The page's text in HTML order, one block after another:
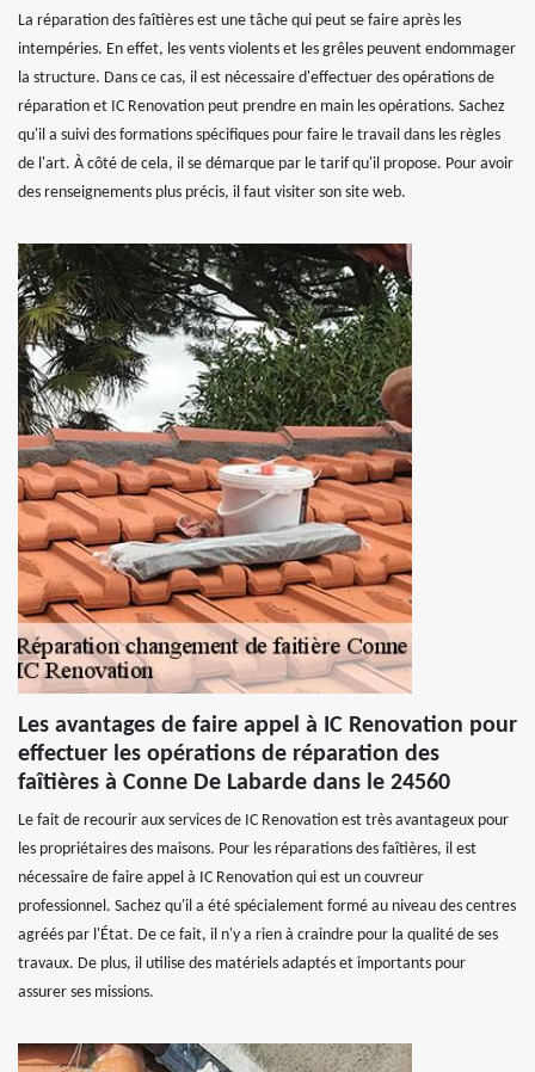
La réparation des faîtières est une tâche qui peut se faire après les
intempéries. En effet, les vents violents et les grêles peuvent endommager
la structure. Dans ce cas, il est nécessaire d'effectuer des opérations de
réparation et IC Renovation peut prendre en main les opérations. Sachez
qu'il a suivi des formations spécifiques pour faire le travail dans les règles
de l'art. À côté de cela, il se démarque par le tarif qu'il propose. Pour avoir
des renseignements plus précis, il faut visiter son site web.
Les avantages de faire appel à IC Renovation pour
effectuer les opérations de réparation des
faîtières à Conne De Labarde dans le 24560
Le fait de recourir aux services de IC Renovation est très avantageux pour
les propriétaires des maisons. Pour les réparations des faîtières, il est
nécessaire de faire appel à IC Renovation qui est un couvreur
professionnel. Sachez qu'il a été spécialement formé au niveau des centres
agréés par l'État. De ce fait, il n'y a rien à craindre pour la qualité de ses
travaux. De plus, il utilise des matériels adaptés et importants pour
assurer ses missions.